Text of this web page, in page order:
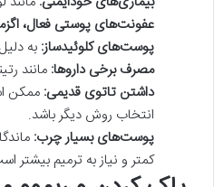
عفونت‌های پوستی فعال،
پوست‌های کلوئیدساز: به
مصرف برخی داروها: مانند
داشتن تاتوی قدیمی: ممکن
انتخاب روش دیگر باشد.
پوست‌های بسیار چرب:
کمتر و نیاز به ترمیم بیشتر